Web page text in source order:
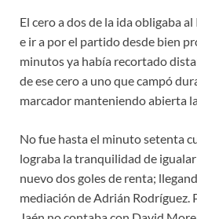
El cero a dos de la ida obligaba
e ir a por el partido desde bien
minutos ya había recortado
de ese cero a uno que campó
marcador manteniendo abierta
No fue hasta el minuto setenta
lograba la tranquilidad de
nuevo dos goles de renta;
mediación de Adrián Rodríguez.